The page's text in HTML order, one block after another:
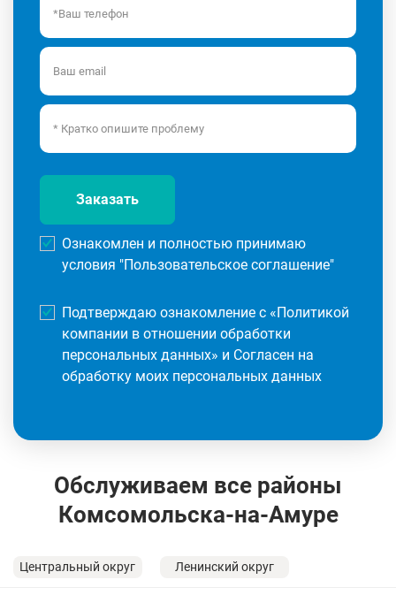
Заказать
Ознакомлен и полностью принимаю
условия "Пользовательское соглашение"
Подтверждаю ознакомление с «Политикой
компании в отношении обработки
персональных данных» и Согласен на
обработку моих персональных данных
Обслуживаем все районы
Комсомольска-на-Амуре
Центральный округ Ленинский округ